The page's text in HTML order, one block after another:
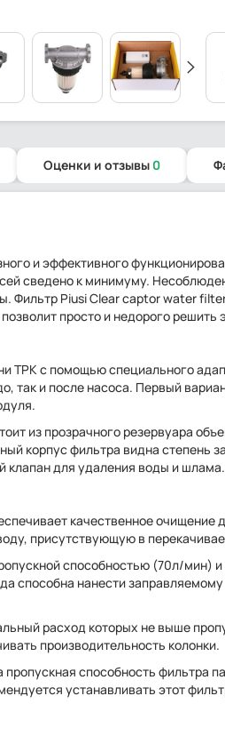
Оценки и отзывы 0
и эффективного
сведено к минимуму.
Фильтр Piusi Clear captor water
просто и недорого решить
ТРК с помощью специального
так и после насоса. Первый
из прозрачного резервуара
корпус фильтра видна степень
клапан для удаления воды и шлама.
качественное очищение
присутствующую в
способностью (70л/
способна нанести
расход которых не выше
производительность колонки.
пропускная способность фильтра
устанавливать этот